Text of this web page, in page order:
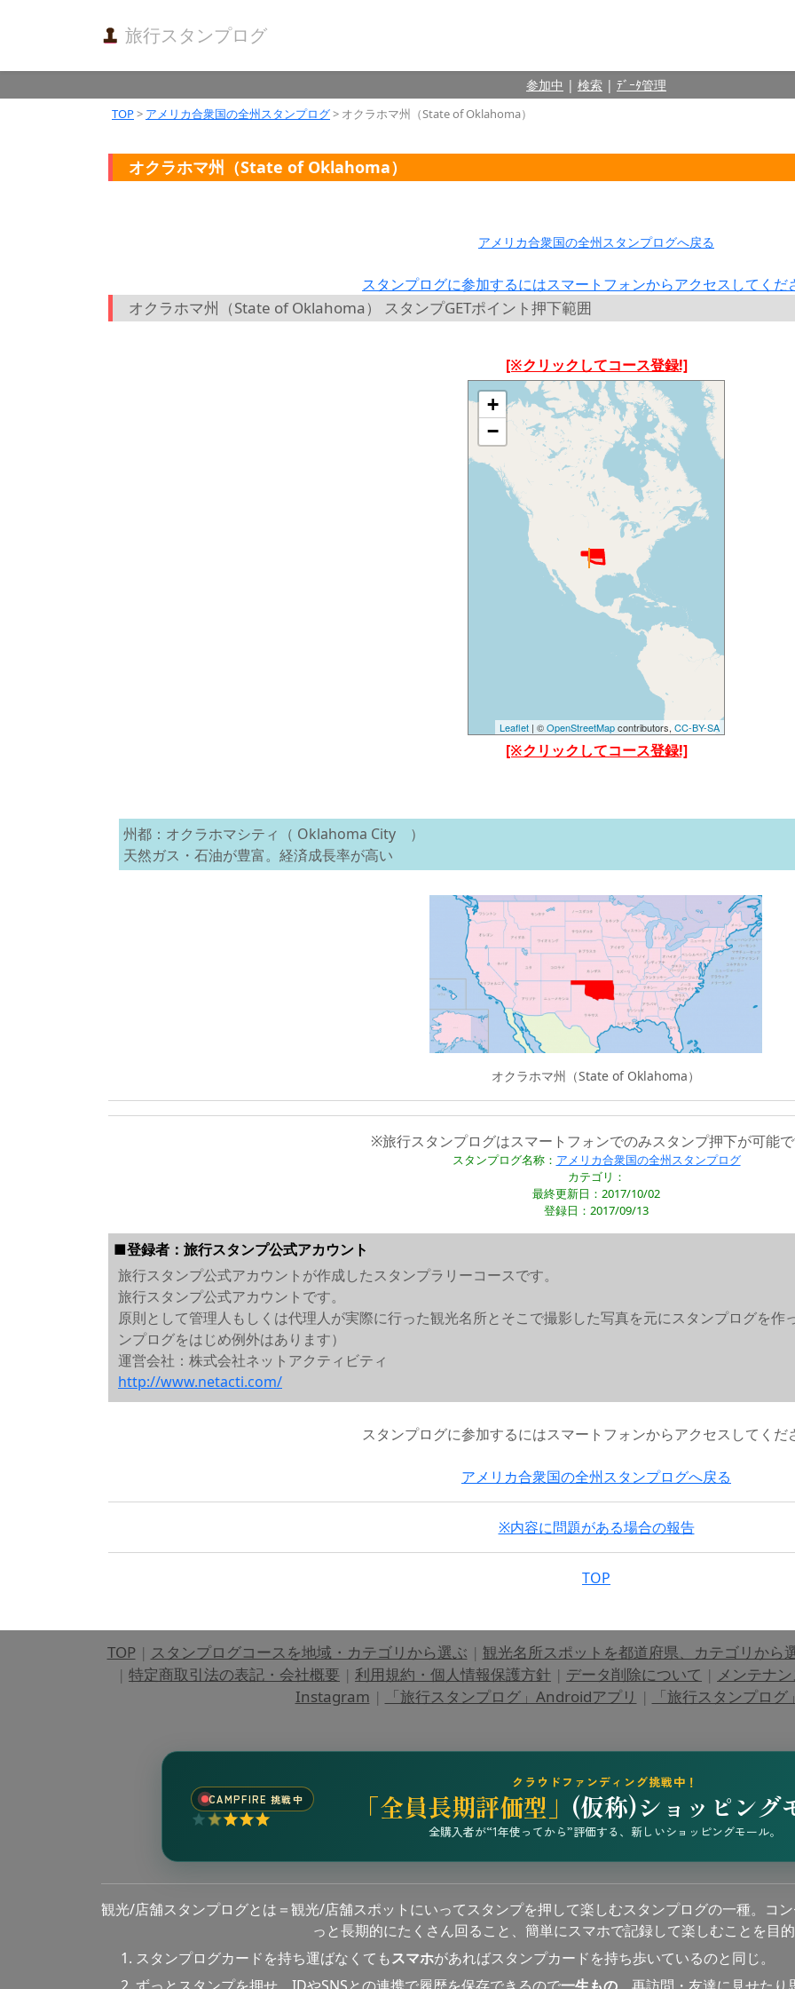
旅行スタンプログ
参加中 | 検索 | ﾃﾞｰﾀ管理
TOP> アメリカ合衆国の全州スタンプログ> オクラホマ州（State of Oklahoma）
オクラホマ州（State of Oklahoma）
アメリカ合衆国の全州スタンプログへ戻る
スタンプログに参加するにはスマートフォンからアクセスしてくだ
オクラホマ州（State of Oklahoma） スタンプGETポイント押下範囲
[※クリックしてコース登録!]
地図を読み込み中です......
しばらくたっても読み込まれない場合は、
設定等で位置情報を許可してご覧ください。(当アプ
リの位置情報の他、Chormeブラウザの位置情報も許
可してみてください)
+
−
Leaflet | ©OpenStreetMapcontributors, CC-BY-SA
[※クリックしてコース登録!]
州都：オクラホマシティ（ Oklahoma City ）
天然ガス・石油が豊富。経済成長率が高い
オクラホマ州（State of Oklahoma）
※旅行スタンプログはスマートフォンでのみスタンプ押下が可能
スタンプログ名称： アメリカ合衆国の全州スタンプログ
カテゴリ：
最終更新日：2017/10/02
登録日：2017/09/13
■登録者：旅行スタンプ公式アカウント
旅行スタンプ公式アカウントが作成したスタンプラリーコースです。
旅行スタンプ公式アカウントです。
原則として管理人もしくは代理人が実際に行った観光名所とそこで撮影した写真を元にスタンプログを
ンプログをはじめ例外はあります）
運営会社：株式会社ネットアクティビティ
http://www.netacti.com/
スタンプログに参加するにはスマートフォンからアクセスしてくだ
アメリカ合衆国の全州スタンプログへ戻る
※内容に問題がある場合の報告
TOP
TOP| スタンプログコースを地域・カテゴリから選ぶ | 観光名所スポットを都道府県、カテゴリから
| 特定商取引法の表記・会社概要 | 利用規約・個人情報保護方針 | データ削除について | メンテナ
Instagram | 「旅行スタンプログ」Androidアプリ | 「旅行スタンプロ
CAMPFIRE 挑戦中
クラウドファンディング挑戦中！
「全員長期評価型」 (仮称)ショッピング
全購入者が“1年使ってから”評価する、新しいショッピングモール。
観光/店舗スタンプログとは＝観光/店舗スポットにいってスタンプを押して楽しむスタンプログの一種。コ
っと長期的にたくさん回ること、簡単にスマホで記録して楽しむことを目
スタンプログカードを持ち運ばなくてもスマホがあればスタンプカードを持ち歩いているのと同じ。